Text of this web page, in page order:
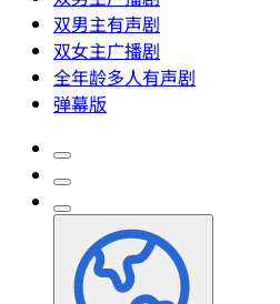
双男主有声剧
双女主广播剧
全年龄多人有声剧
弹幕版